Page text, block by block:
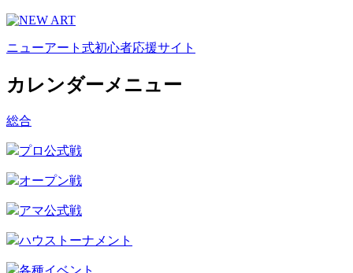
ニューアート式初心者応援サイト
カレンダーメニュー
総合
プロ公式戦
オープン戦
アマ公式戦
ハウストーナメント
各種イベント